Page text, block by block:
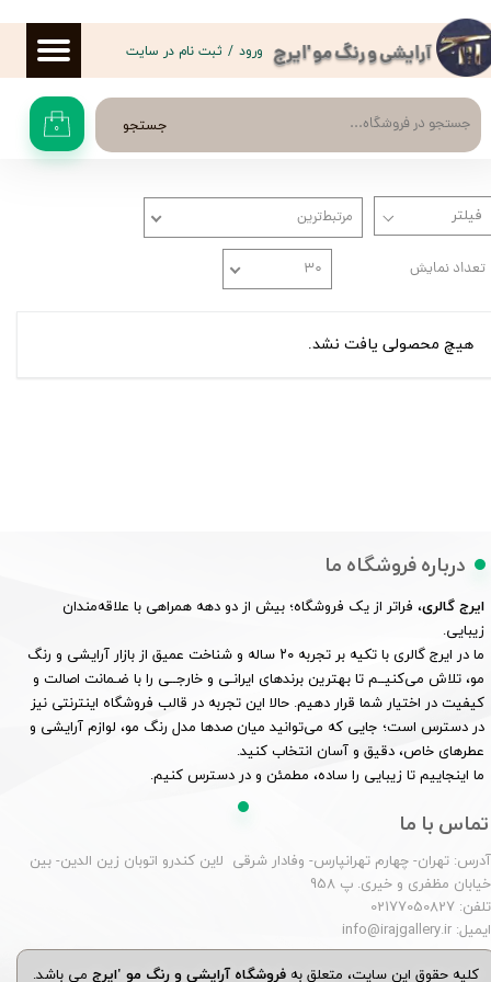
آرایشی و رنگ مو 'ایرج
جستجو ۰
ورود / ثبت نام در سایت
حساب کاربری من
تغییر گذر واژه
سفارشات
خروج از حساب کاربری
مرتبط‌ترین
تعداد نمایش ۳۰
هیچ محصولی یافت نشد.
درباره فروشگاه ما
ایرج گالری، فراتر از یک فروشگاه؛ بیش از دو دهه همراهی با علاقه‌مندان
زیبایی.
ما در ایرج گالری با تکیه بر تجربه ۲۰ ساله و شناخت عمیق از بازار آرایشی و رنگ
مو، تلاش می‌کنیــم تا بهترین برندهای ایرانـی و خارجــی را با ضـمانت اصالت و
کیفیت در اختیار شما قرار دهیم. حالا این تجربه در قالب فروشگاه اینترنتی نیز
در دسترس است؛ جایی که می‌توانید میان صدها مدل رنگ مو، لوازم آرایشی و
عطرهای خاص، دقیق و آسان انتخاب کنید.
ما اینجاییم تا زیبایی را ساده، مطمئن و در دسترس کنیم.
تماس با ما
آدرس: تهران- چهارم تهرانپارس- وفادار شرقی لاین کندرو اتوبان زین الدین- بین
خیابان مظفری و خیری. پ 958
تلفن: 02177050827
ایمیل: info@irajgallery.ir
کلیه حقوق این سایت، متعلق به فروشگاه آرایشی و رنگ مو 'ایرجمی باشد.